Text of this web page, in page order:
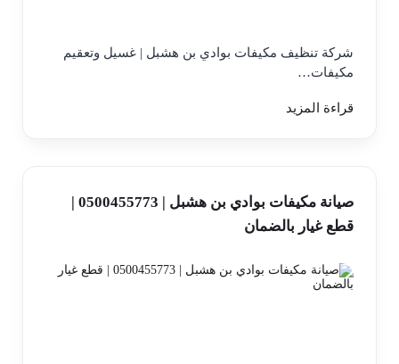
شركة تنظيف مكيفات بوادي بن هشبل | غسيل وتعقيم
مكيفات…
قراءة المزيد
صيانة مكيفات بوادي بن هشبل | 0500455773 |
قطع غيار بالضمان